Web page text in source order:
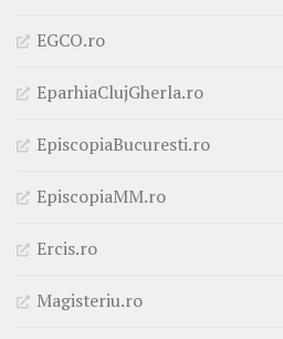
EGCO.ro
EparhiaClujGherla.ro
EpiscopiaBucuresti.ro
EpiscopiaMM.ro
Ercis.ro
Magisteriu.ro